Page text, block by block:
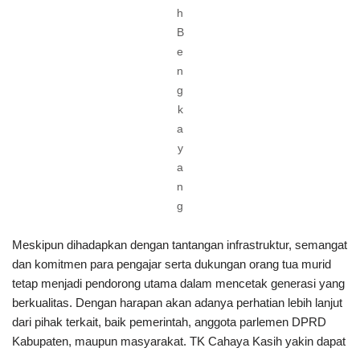
h
B
e
n
g
k
a
y
a
n
g
Meskipun dihadapkan dengan tantangan infrastruktur, semangat
dan komitmen para pengajar serta dukungan orang tua murid
tetap menjadi pendorong utama dalam mencetak generasi yang
berkualitas. Dengan harapan akan adanya perhatian lebih lanjut
dari pihak terkait, baik pemerintah, anggota parlemen DPRD
Kabupaten, maupun masyarakat. TK Cahaya Kasih yakin dapat